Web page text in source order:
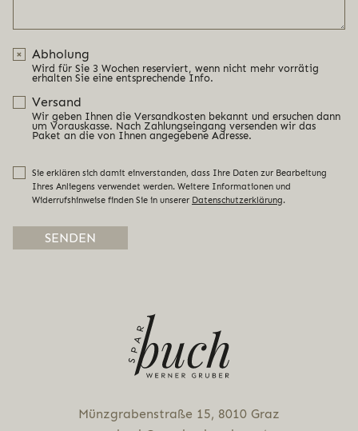
Abholung
Wird für Sie 3 Wochen reserviert, wenn nicht mehr vorrätig
erhalten Sie eine entsprechende Info.
Versand
Wir geben Ihnen die Versandkosten bekannt und ersuchen dann
um Vorauskasse. Nach Zahlungseingang versenden wir das
Paket an die von Ihnen angegebene Adresse.
Sie erklären sich damit einverstanden, dass Ihre Daten zur Bearbeitung
Ihres Anliegens verwendet werden. Weitere Informationen und
Widerrufshinweise finden Sie in unserer Datenschutzerklärung.
Münz­gra­ben­stra­ße 15, 8010 Graz